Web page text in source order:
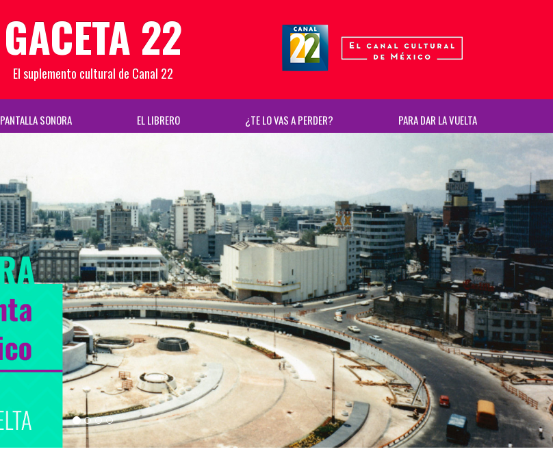
GACETA 22
El suplemento cultural de Canal 22
PANTALLA SONORA EL LIBRERO ¿TE LO VAS A PERDER? PARA DAR LA VUELTA